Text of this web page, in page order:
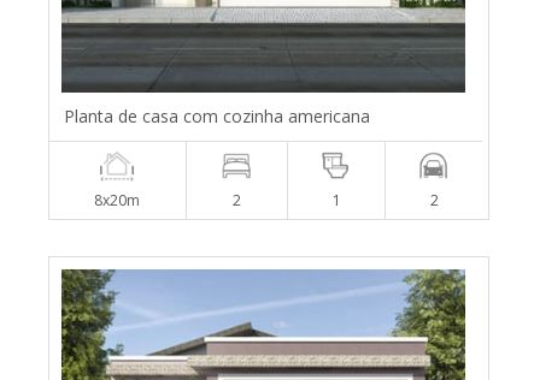
Planta de casa com cozinha americana
8x20m 2 1 2